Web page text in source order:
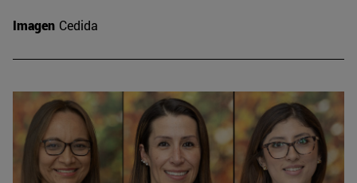
Imagen Cedida